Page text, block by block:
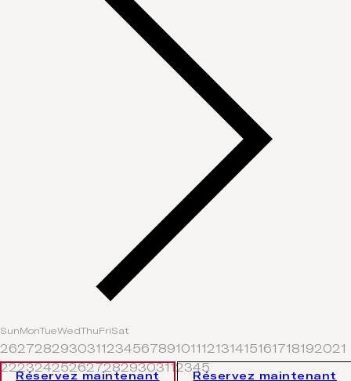
Réservez maintenant Réservez maintenant
SunMonTueWedThuFriSat
262728293031 1 234567891011 12131415161718192021
22232425262728293031 1 2345